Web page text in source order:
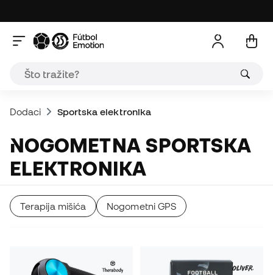
Dodaci Sportska elektronika
NOGOMETNA SPORTSKA
ELEKTRONIKA
Terapija mišića Nogometni GPS